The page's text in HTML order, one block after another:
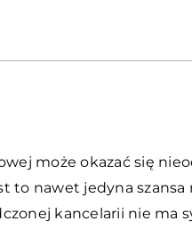
może okazać się
to nawet jedyna
kancelarii nie ma